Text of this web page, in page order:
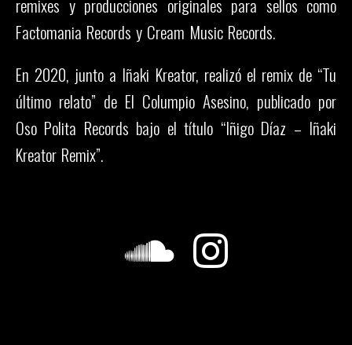
remixes y producciones originales para sellos como
Factomania Records y Cream Music Records.
En 2020, junto a Iñaki Kreator, realizó el remix de “Tu
último relato” de El Columpio Asesino, publicado por
Oso Polita Records bajo el título “Iñigo Díaz – Iñaki
Kreator Remix”.